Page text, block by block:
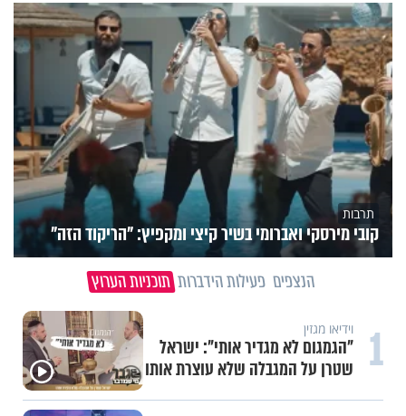
תרבות
קובי מירסקי ואברומי בשיר קיצי ומקפיץ: "הריקוד הזה"
הנצפים פעילות הידברות תוכניות הערוץ
1 וידיאו מגזין
"הגמגום לא מגדיר אותי": ישראל
שטרן על המגבלה שלא עוצרת אותו